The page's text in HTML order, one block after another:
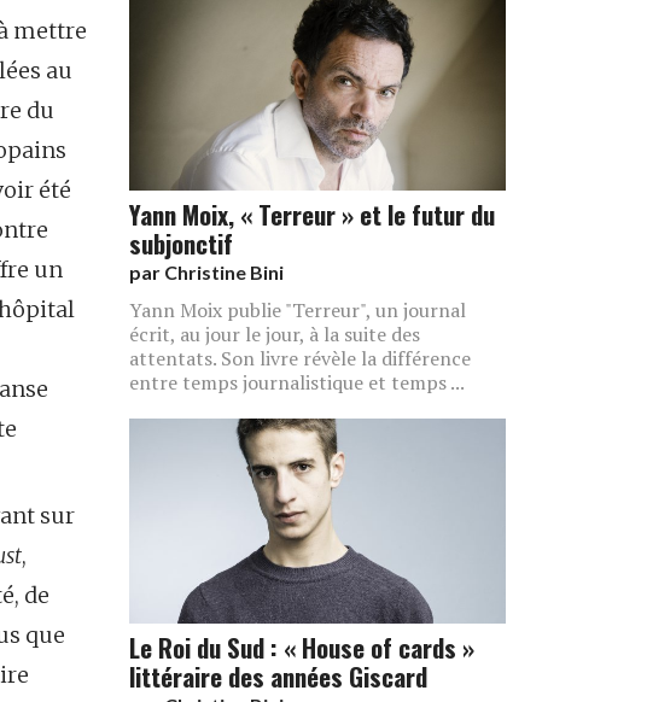
mettre
au
du
été
un
sur
,
de
que
Yann Moix, « Terreur » et le futur du
subjonctif
par Christine Bini
Yann Moix publie "Terreur", un journal
écrit, au jour le jour, à la suite des
attentats. Son livre révèle la différence
entre temps journalistique et temps ...
Le Roi du Sud : « House of cards »
littéraire des années Giscard